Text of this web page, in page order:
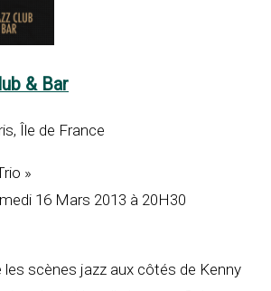
& Bar
Île de France
»
16 Mars 2013 à 20H30
les scènes jazz aux côtés de Kenny